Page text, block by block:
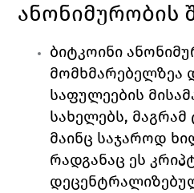
ანონიმურობის
ბიტკოინი
მომხმარებელზეა
საფულეების
სახელებს, მაგრამ
მაინც საჯაროდ
რადგანაც ეს